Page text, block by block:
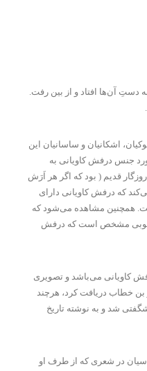
دستِ آن‌ها افتاد و از بین رفت.
اشکانیان و ساسانیان این
است؛ ولی بیشتر دانش ما در مورد جنس درفش کاویانی به
قدیم ( بود که اگر هر اَرَش
می‌کند که درفش کاویانی دارای
همچنین مشاهده می‌شود که
بخوبی مشخص است که درفش
کاویانی می‌باشد و تصویری
بن خطاب دریافت کرد، هرچند
شگفتی شد و به نوشته تاریخ
در شعری که از طرف او